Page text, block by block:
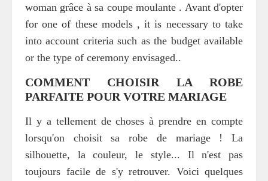
woman grâce à sa coupe moulante . Avant d'opter
for one of these models , it is necessary to take
into account criteria such as the budget available
or the type of ceremony envisaged..
COMMENT CHOISIR LA ROBE
PARFAITE POUR VOTRE MARIAGE
Il y a tellement de choses à prendre en compte
lorsqu'on choisit sa robe de mariage ! La
silhouette, la couleur, le style... Il n'est pas
toujours facile de s'y retrouver. Voici quelques